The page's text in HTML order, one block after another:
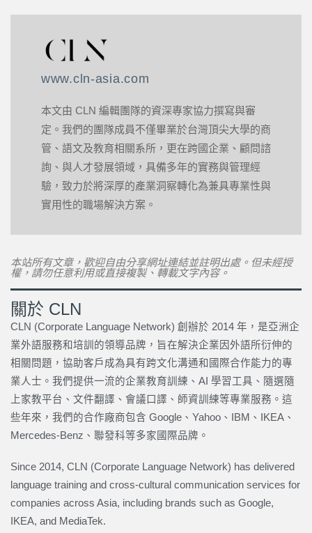
www.cln-asia.com
本文由 CLN 編輯團隊的資深專家協力撰寫與審
定。我們的團隊成員不僅畢業於台灣頂尖大學的商
管、語文及教育相關系所，更在跨國企業、顧問諮
詢、與人才發展領域，具備多年的實務與管理經
驗，致力於將深厚的產業洞察轉化為兼具專業性與
實用性的職場解決方案。
本站所有文章，歡迎自由分享網址連結並註明出處。但未經授
權，請勿任意利用或直接複製、轉載文字內容。
關於 CLN
CLN (Corporate Language Network) 創辦於 2014 年，是亞洲企
業外語服務和培訓的領導品牌，旨在解決企業因外語所衍伸的
相關問題，協助客戶成為具有跨文化溝通和國際合作能力的專
業人士。我們提供一流的企業教育訓練、AI 學習工具、隨選隨
上家教平台、文件翻譯、會議口譯、師資訓練等專業服務。這
些年來，我們的合作廠商包含 Google、Yahoo、IBM、IKEA、
Mercedes-Benz、聯發科等多家國際品牌。
Since 2014, CLN (Corporate Language Network) has delivered
language training and cross-cultural communication services for
companies across Asia, including brands such as Google,
IKEA, and MediaTek.